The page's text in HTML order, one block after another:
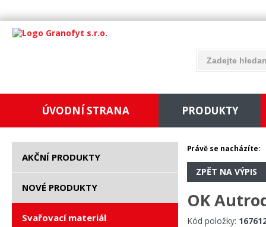
ÚVODNÍ STRANA PRODUKTY
AKČNÍ PRODUKTY
NOVÉ PRODUKTY
Svařovací materiál
Právě se nacházíte:
ZPĚT NA VÝPIS
OK
Kód položky: